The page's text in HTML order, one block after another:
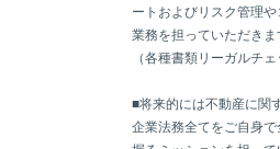
ートおよびリスク管理
業務を担っていただきま
（各種書類リーガルチ
■将来的には不動産に関
企業法務全てをご自身